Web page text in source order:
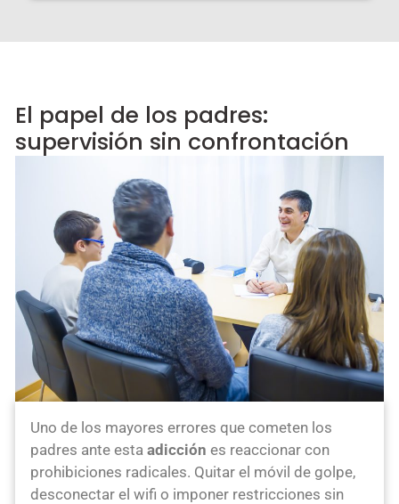
El papel de los padres:
supervisión sin confrontación
Uno de los mayores errores que cometen los
padres ante esta adicción es reaccionar con
prohibiciones radicales. Quitar el móvil de golpe,
desconectar el wifi o imponer restricciones sin